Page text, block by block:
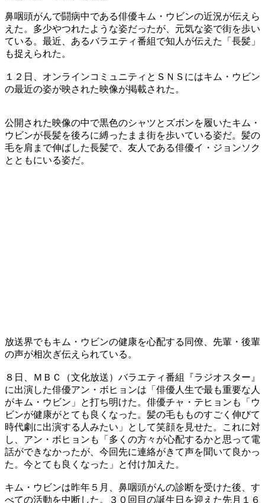
鼻咽頭がんで闘病中である俳優キム・ウビンの近況が伝えら
えた。多少やつれたような姿だったが、元気な姿で街を歩い
ている。最近、あるバラエティ番組で知人が伝えた「長髪」
も捉えられた。
１２日、オンラインコミュニティとＳＮＳにはキム・ウビン
の最近の姿が映された映像が掲載された。
公開された映像の中で黒色のシャツとズボンを履いたキム・
ウビンが長髪を後ろに縛ったまま街を歩いている姿だ。髪の
毛を肩まで伸ばした長髪で、友人である俳優イ・ジョンソク
とともにいる姿だ。
放送界でもキム・ウビンの健康を心配する同僚、先輩・後輩
の声が相次ぎ伝えられている。
８日、ＭＢＣ（文化放送）バラエティ番組『ラジオスター』
に出演した俳優アン・ボヒョンは「俳優人生で最も重要な人
がキム・ウビン」と打ち明けた。俳優チャ・テヒョンも「ウ
ビンが健康がとても良くなった。髪の毛もものすごく伸びて
時代劇に出演する人みたい」として笑顔を見せた。これに対
し、アン・ボヒョンも「多くの方々が心配するかと思って電
話ができなかったが、今回先に連絡がきて声を聞いて良かっ
た。今とても良くなった」と付け加えた。
キム・ウビンは昨年５月、鼻咽頭がんの診断を受けた後、す
べての活動を中断した。３０回目の誕生日を迎えた先月１６